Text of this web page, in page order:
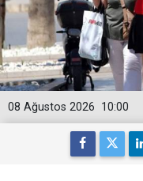
10:00
08 Ağustos 2026